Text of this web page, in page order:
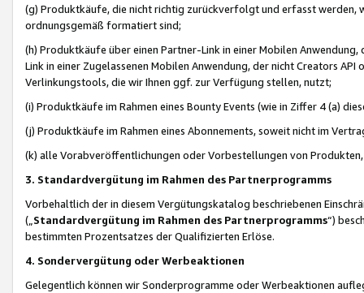
(g) Produktkäufe, die nicht richtig zurückverfolgt und erfasst werden,
ordnungsgemäß formatiert sind;
(h) Produktkäufe über einen Partner-Link in einer Mobilen
Link in einer Zugelassenen Mobilen Anwendung, der nicht Creators
Verlinkungstools, die wir Ihnen ggf. zur Verfügung stellen, nutzt;
(i) Produktkäufe im Rahmen eines Bounty Events (wie in Ziffer 4 (a)
(j) Produktkäufe im Rahmen eines Abonnements, soweit nicht im
(k) alle Vorabveröffentlichungen oder Vorbestellungen von
3. Standardvergütung im Rahmen des Partnerprogramms
Vorbehaltlich der in diesem Vergütungskatalog beschriebenen
(„ Standardvergütung im Rahmen des Partnerprogramms“)
bestimmten Prozentsatzes der Qualifizierten Erlöse.
4. Sondervergütung oder Werbeaktionen
Gelegentlich können wir Sonderprogramme oder Werbeaktionen